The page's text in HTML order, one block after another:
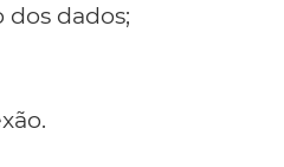
dos dados;